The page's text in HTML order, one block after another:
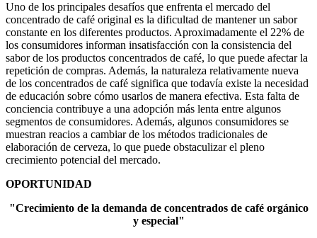
Uno de los principales desafíos que enfrenta el mercado del
concentrado de café original es la dificultad de mantener un sabor
constante en los diferentes productos. Aproximadamente el 22% de
los consumidores informan insatisfacción con la consistencia del
sabor de los productos concentrados de café, lo que puede afectar la
repetición de compras. Además, la naturaleza relativamente nueva
de los concentrados de café significa que todavía existe la necesidad
de educación sobre cómo usarlos de manera efectiva. Esta falta de
conciencia contribuye a una adopción más lenta entre algunos
segmentos de consumidores. Además, algunos consumidores se
muestran reacios a cambiar de los métodos tradicionales de
elaboración de cerveza, lo que puede obstaculizar el pleno
crecimiento potencial del mercado.
OPORTUNIDAD
"Crecimiento de la demanda de concentrados de café orgánico
y especial"